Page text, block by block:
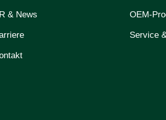
& News OEM-
Service